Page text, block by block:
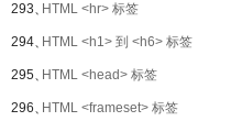
293、HTML <hr> 标签
294、HTML <h1> 到 <h6> 标签
295、HTML <head> 标签
296、HTML <frameset> 标签